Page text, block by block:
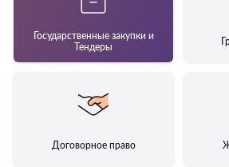
Государственные закупки и
Тендеры
Договорное право